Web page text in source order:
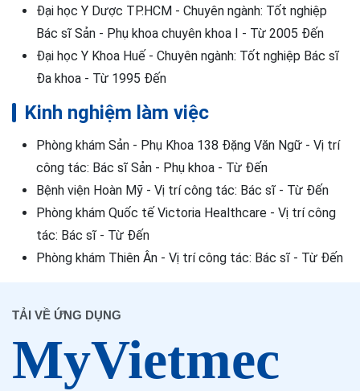
Đại học Y Dược TP.HCM - Chuyên ngành: Tốt nghiệp
Bác sĩ Sản - Phụ khoa chuyên khoa I - Từ 2005 Đến
Đại học Y Khoa Huế - Chuyên ngành: Tốt nghiệp Bác sĩ
Đa khoa - Từ 1995 Đến
Kinh nghiệm làm việc
Phòng khám Sản - Phụ Khoa 138 Đặng Văn Ngữ - Vị trí
công tác: Bác sĩ Sản - Phụ khoa - Từ Đến
Bệnh viện Hoàn Mỹ - Vị trí công tác: Bác sĩ - Từ Đến
Phòng khám Quốc tế Victoria Healthcare - Vị trí công
tác: Bác sĩ - Từ Đến
Phòng khám Thiên Ân - Vị trí công tác: Bác sĩ - Từ Đến
TẢI VỀ ỨNG DỤNG